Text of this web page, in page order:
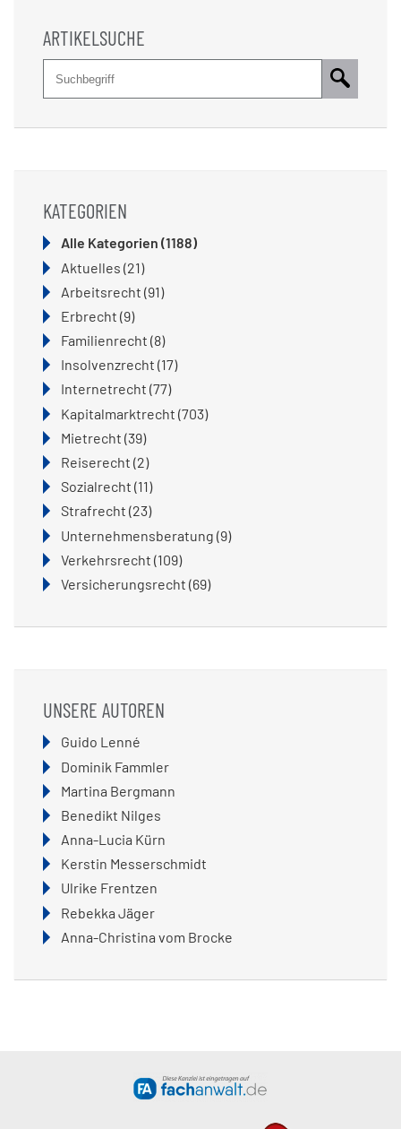
ARTIKELSUCHE
KATEGORIEN
Alle Kategorien (1188)
Aktuelles (21)
Arbeitsrecht (91)
Erbrecht (9)
Familienrecht (8)
Insolvenzrecht (17)
Internetrecht (77)
Kapitalmarktrecht (703)
Mietrecht (39)
Reiserecht (2)
Sozialrecht (11)
Strafrecht (23)
Unternehmensberatung (9)
Verkehrsrecht (109)
Versicherungsrecht (69)
UNSERE AUTOREN
Navigation
überspringen
Guido Lenné
Dominik Fammler
Martina Bergmann
Benedikt Nilges
Anna-Lucia Kürn
Kerstin Messerschmidt
Ulrike Frentzen
Rebekka Jäger
Anna-Christina vom Brocke